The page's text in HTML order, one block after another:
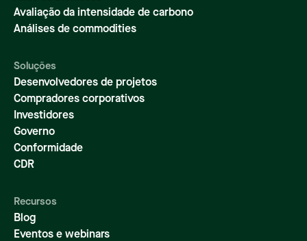
Avaliação da intensidade de carbono
Análises de commodities
Soluções
Desenvolvedores de projetos
Compradores corporativos
Investidores
Governo
Conformidade
CDR
Recursos
Blog
Eventos e webinars